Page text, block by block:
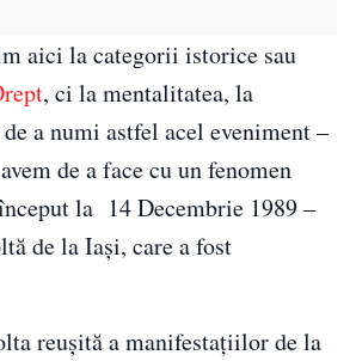
aici la categorii istorice sau
, ci la mentalitatea, la
a numi astfel acel eveniment –
de a face cu un fenomen
la 14 Decembrie 1989 –
de la Iași, care a fost
reușită a manifestațiilor de la